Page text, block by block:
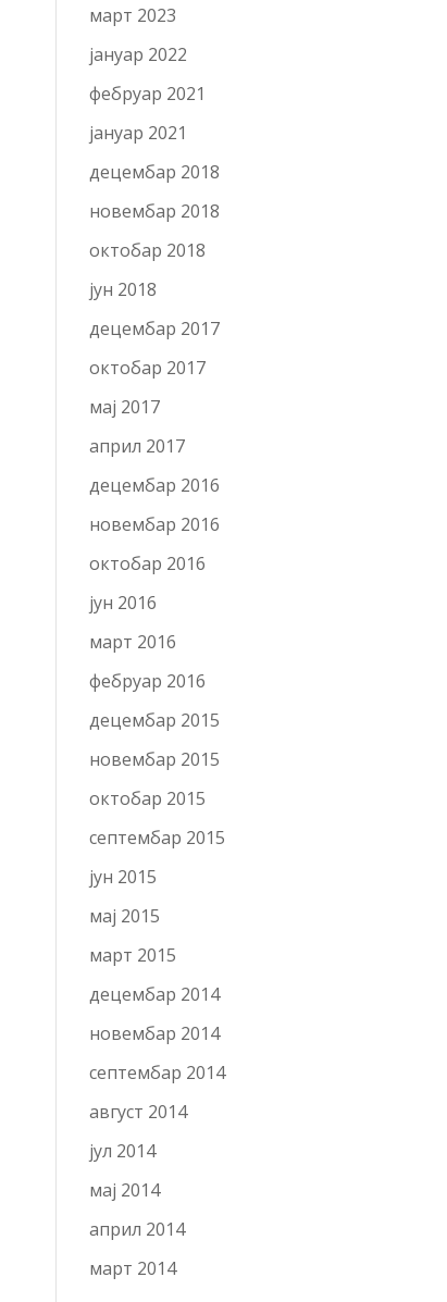
март 2023
јануар 2022
фебруар 2021
јануар 2021
децембар 2018
новембар 2018
октобар 2018
јун 2018
децембар 2017
октобар 2017
мај 2017
април 2017
децембар 2016
новембар 2016
октобар 2016
јун 2016
март 2016
фебруар 2016
децембар 2015
новембар 2015
октобар 2015
септембар 2015
јун 2015
мај 2015
март 2015
децембар 2014
новембар 2014
септембар 2014
август 2014
јул 2014
мај 2014
април 2014
март 2014